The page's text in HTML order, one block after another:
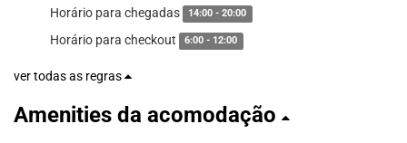
Horário para chegadas 14:00 - 20:00
Horário para checkout 6:00 - 12:00
ver todas as regras
Amenities da acomodação